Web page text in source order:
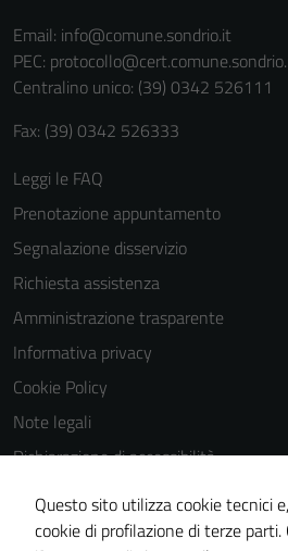
Email: info@comune.sondrio.it
PEC:
Centralino unico: (39) 0342 526111
Fax: (39) 0342 526333
Leggi le FAQ
Prenotazione appuntamento
Segnalazione disservizio
Richiesta assistenza
Amministrazione trasparente
Informativa privacy
Cookie Policy
Note legali
Dichiarazione di accessibilità
Whistleblowing
Questo sito utilizza cookie tecnici
cookie di profilazione di terze